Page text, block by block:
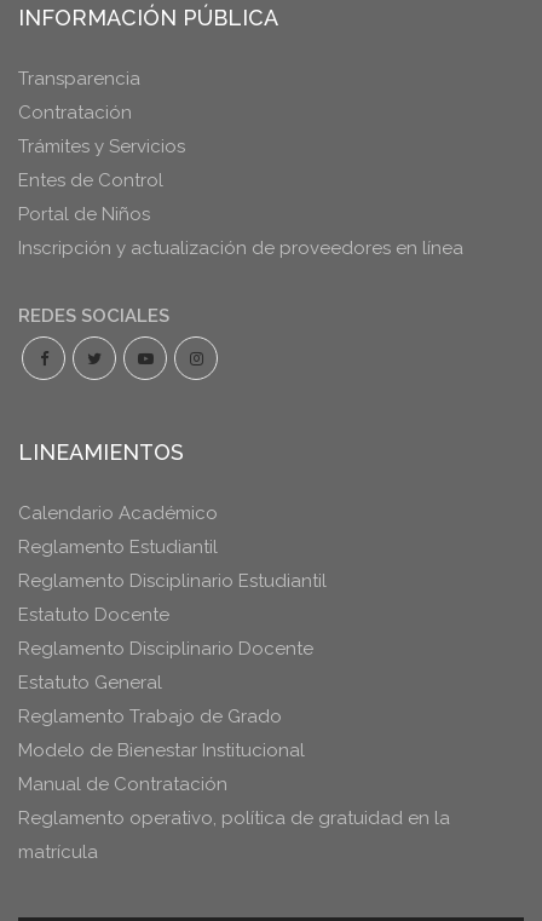
INFORMACIÓN PÚBLICA
Transparencia
Contratación
Trámites y Servicios
Entes de Control
Portal de Niños
Inscripción y actualización de proveedores en línea
REDES SOCIALES
LINEAMIENTOS
Calendario Académico
Reglamento Estudiantil
Reglamento Disciplinario Estudiantil
Estatuto Docente
Reglamento Disciplinario Docente
Estatuto General
Reglamento Trabajo de Grado
Modelo de Bienestar Institucional
Manual de Contratación
Reglamento operativo, política de gratuidad en la
matrícula